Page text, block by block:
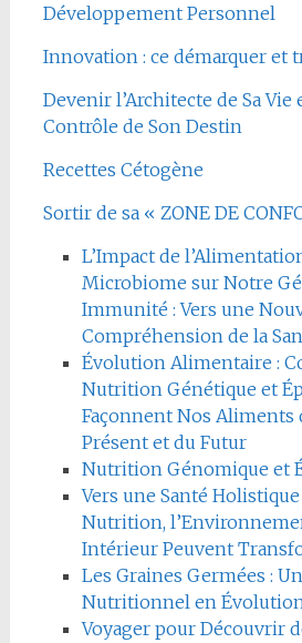
Développement Personnel
Innovation : ce démarquer et
Devenir l’Architecte de Sa Vie
Contrôle de Son Destin
Recettes Cétogène
Sortir de sa « ZONE DE
L’Impact de
Microbiome sur Notre
Immunité : Vers une
Compréhension de la
Évolution Alimentaire :
Nutrition Génétique et
Façonnent Nos Aliments
Présent et du Futur
Nutrition Génomique et
Vers une Santé
Nutrition,
Intérieur Peuvent
Les Graines Germées :
Nutritionnel en
Voyager pour Découvrir